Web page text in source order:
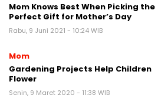
Mom Knows Best When Picking the
Perfect Gift for Mother’s Day
Rabu, 9 Juni 2021 - 10:24 WIB
Mom
Gardening Projects Help Children
Flower
Senin, 9 Maret 2020 - 11:38 WIB